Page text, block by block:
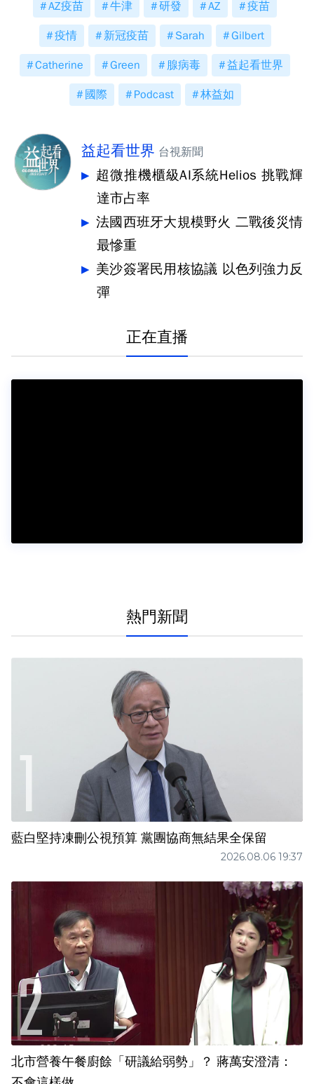
AZ疫苗 牛津 研發 AZ 疫苗
疫情 新冠疫苗 Sarah Gilbert
Catherine Green 腺病毒 益起看世界
國際 Podcast 林益如
益起看世界 台視新聞
超微推機櫃級AI系統Helios 挑戰輝
達市占率
法國西班牙大規模野火 二戰後災情
最慘重
美沙簽署民用核協議 以色列強力反
彈
正在直播
熱門新聞
藍白堅持凍刪公視預算 黨團協商無結果全保留
2026.08.06 19:37
北市營養午餐廚餘「研議給弱勢」？ 蔣萬安澄清：